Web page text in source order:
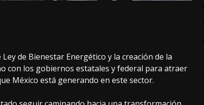
de Bienestar Energético y la creación de la
con los gobiernos estatales y federal para atraer
México está generando en este sector.